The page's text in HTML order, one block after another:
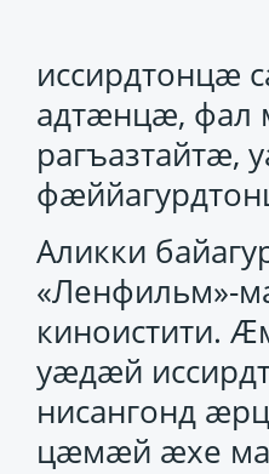
иссирдтонцӕ
адтӕнцӕ, фал
рагъазтайтӕ,
Аликки
киноистити.
уӕдӕй
нисангонд
цӕмӕй ӕхе ма